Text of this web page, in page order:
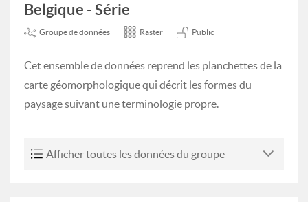
Belgique - Série
Groupe de données Raster Public
Cet ensemble de données reprend les planchettes de la
carte géomorphologique qui décrit les formes du
paysage suivant une terminologie propre.
Afficher toutes les données du groupe